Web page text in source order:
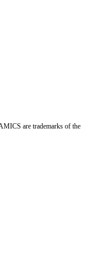
are trademarks of the